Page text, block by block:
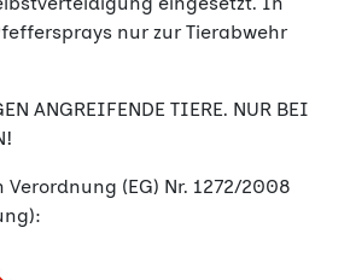
nur zur Tierabwehr
ANGREIFENDE TIERE. NUR BEI
(EG) Nr. 1272/2008